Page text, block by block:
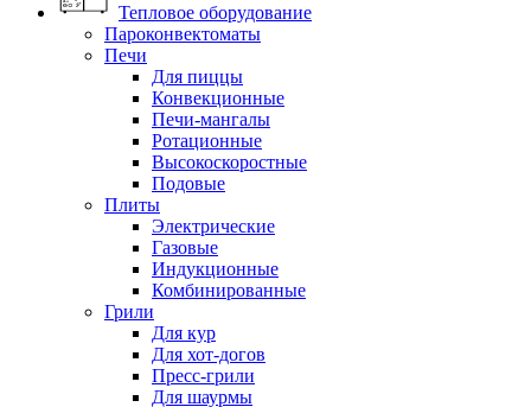
Тепловое оборудование
Пароконвектоматы
Печи
Для пиццы
Конвекционные
Печи-мангалы
Ротационные
Высокоскоростные
Подовые
Плиты
Электрические
Газовые
Индукционные
Комбинированные
Грили
Для кур
Для хот-догов
Пресс-грили
Для шаурмы